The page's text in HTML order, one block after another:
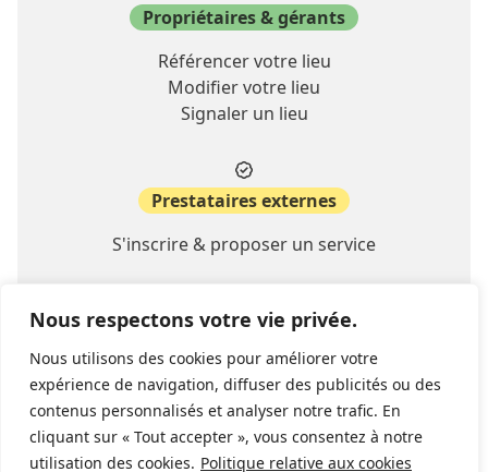
Nous respectons votre vie privée.
Nous utilisons des cookies pour améliorer votre
expérience de navigation, diffuser des publicités ou des
contenus personnalisés et analyser notre trafic. En
cliquant sur « Tout accepter », vous consentez à notre
utilisation des cookies. Politique relative aux cookies
Propriétaires & gérants
Référencer votre lieu
Modifier votre lieu
Signaler un lieu
Prestataires externes
S'inscrire & proposer un service
A propos
Contact
FAQ